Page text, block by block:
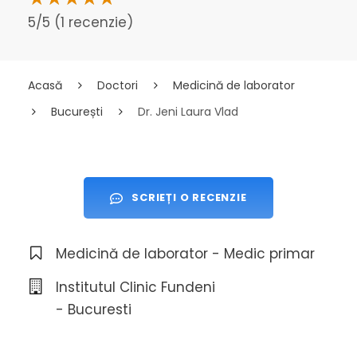
5/5 (1 recenzie)
Acasă Doctori
Medicină de laborator
București
Dr. Jeni Laura Vlad
SCRIEȚI O RECENZIE
Medicină de laborator - Medic primar
Institutul Clinic Fundeni
- Bucuresti